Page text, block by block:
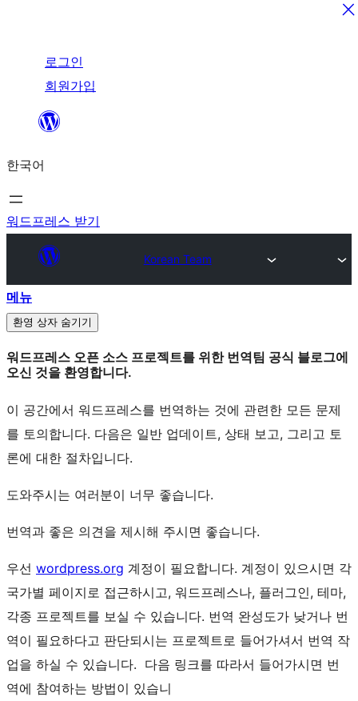
가
로그인
회원가입
한국어
워드프레스 받기
Korean Team
메뉴
환영 상자 숨기기
워드프레스 오픈 소스 프로젝트를 위한 번역팀 공식 블로그에
오신 것을 환영합니다.
이 공간에서 워드프레스를 번역하는 것에 관련한 모든 문제
를 토의합니다. 다음은 일반 업데이트, 상태 보고, 그리고 토
론에 대한 절차입니다.
도와주시는 여러분이 너무 좋습니다.
번역과 좋은 의견을 제시해 주시면 좋습니다.
우선 wordpress.org 계정이 필요합니다. 계정이 있으시면 각
국가별 페이지로 접근하시고, 워드프레스나, 플러그인, 테마,
각종 프로젝트를 보실 수 있습니다. 번역 완성도가 낮거나 번
역이 필요하다고 판단되시는 프로젝트로 들어가셔서 번역 작
업을 하실 수 있습니다. 다음 링크를 따라서 들어가시면 번
역에 참여하는 방법이 있습니